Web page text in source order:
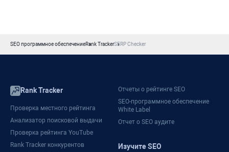
SEO программное обеспечениеRank TrackerSERP Checker
Rank Tracker
Проверка местного рейтинга
Анализатор поисковой выдачи
Проверка рейтинга YouTube
Rank Tracker конкурентов
Отчеты о рейтинге SEO
SEO-программное обеспечение
White Label
Отчет о SEO аудите
Изучите SEO